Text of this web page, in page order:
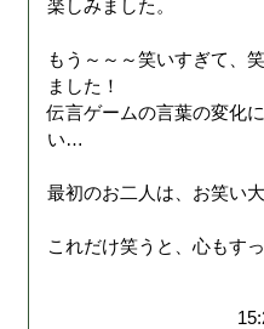
楽しみました。
もう～～～笑いすぎて、
ました！
伝言ゲームの言葉の変化
い…
最初のお二人は、お笑い
これだけ笑うと、心もす